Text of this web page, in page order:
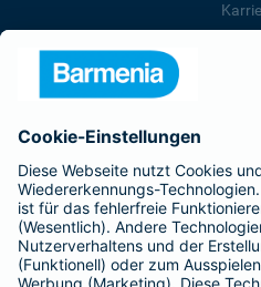
Barmenia ist Teil der
BELIEBTE
Kranken-